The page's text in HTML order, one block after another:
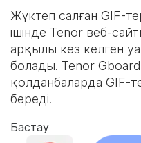
Жүктеп салған GIF-
ішінде Tenor веб-
арқылы кез келген
болады. Tenor
қолданбаларда GIF-
береді.
Бастау